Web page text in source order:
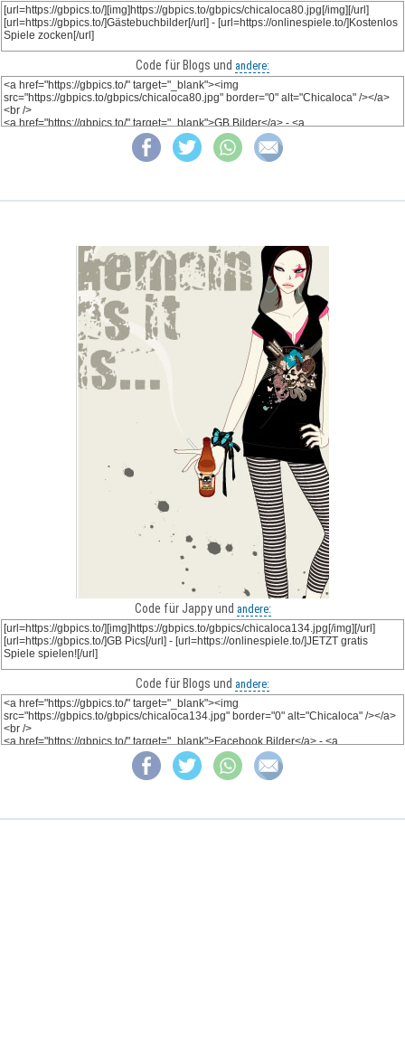
Code für Blogs und andere:
Code für Jappy und andere:
Code für Blogs und andere: